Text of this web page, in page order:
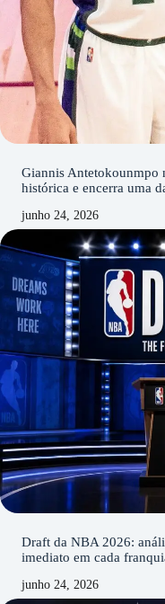
Giannis Antetokounmpo
histórica e encerra uma
junho 24, 2026
Draft da NBA 2026:
imediato em cada
junho 24, 2026